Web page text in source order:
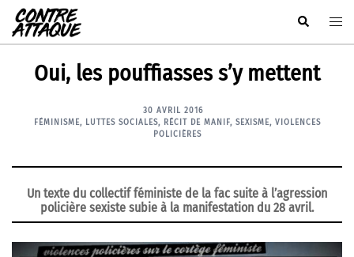
Aller
au
contenu
Rechercher
Oui, les pouffiasses s’y mettent
30 AVRIL 2016
FÉMINISME, LUTTES SOCIALES, RÉCIT DE MANIF, SEXISME, VIOLENCES
POLICIÈRES
Un texte du collectif féministe de la fac suite à l’agression
policière sexiste subie à la manifestation du 28 avril.